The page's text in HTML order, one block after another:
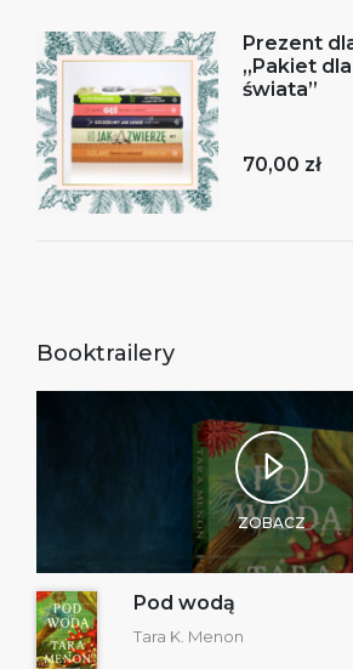
Prezent
„Pakiet
świata”
70,00 zł
Booktrailery
ZOBACZ
Pod wodą
Tara K. Menon